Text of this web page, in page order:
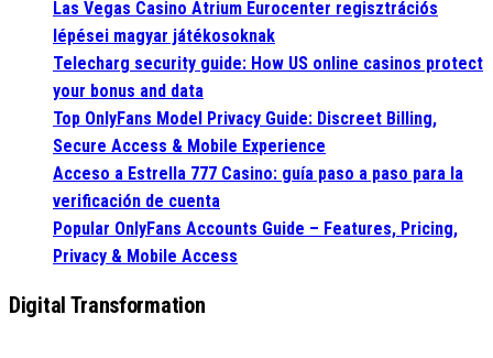
Las Vegas Casino Atrium Eurocenter regisztrációs
lépései magyar játékosoknak
Telecharg security guide: How US online casinos protect
your bonus and data
Top OnlyFans Model Privacy Guide: Discreet Billing,
Secure Access & Mobile Experience
Acceso a Estrella 777 Casino: guía paso a paso para la
verificación de cuenta
Popular OnlyFans Accounts Guide – Features, Pricing,
Privacy & Mobile Access
Digital Transformation